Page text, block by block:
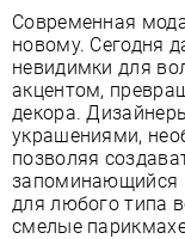
Современная
новому. Сегодня
невидимки для
акцентом,
декора.
украшениями,
позволяя
запоминающийся
для любого типа
смелые